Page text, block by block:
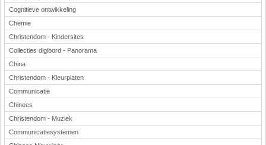
Cognitieve ontwikkeling
Chemie
Christendom - Kindersites
Collecties digibord - Panorama
China
Christendom - Kleurplaten
Communicatie
Chinees
Christendom - Muziek
Communicatiesystemen